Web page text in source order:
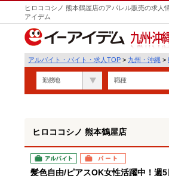
ヒロココシノ 熊本鶴屋店のアパレル販売の求
アイデム
九州・沖縄
アルバイト・バイト・求人TOP > 九州・沖縄 >
勤務地 職種
ヒロココシノ 熊本鶴屋店
アルバイト パート
髪色自由/ピアスOK女性活躍中！週